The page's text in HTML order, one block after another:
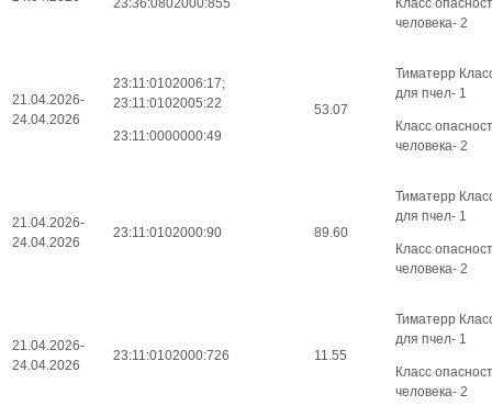
23:36:0802000:855
Класс
человека- 2
21.04.2026-
24.04.2026
23:11:0102006:17;
23:11:0102005:22
23:11:0000000:49
53.07
Тиматерр
для пчел- 1
Класс
человека- 2
21.04.2026-
24.04.2026
23:11:0102000:90 89.60
Тиматерр
для пчел- 1
Класс
человека- 2
21.04.2026-
24.04.2026
23:11:0102000:726 11.55
Тиматерр
для пчел- 1
Класс
человека- 2